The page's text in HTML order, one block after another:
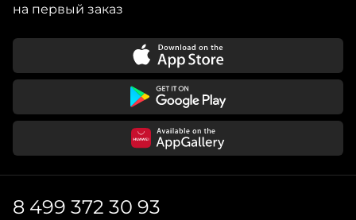
на первый заказ
8 499 372 30 93